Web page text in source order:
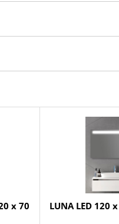
x 70
LUNA LED 120